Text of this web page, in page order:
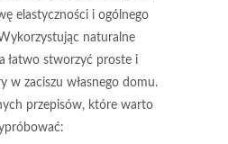
elastyczności i ogólnego
naturalne
łatwo stworzyć proste i
w zaciszu własnego domu.
przepisów, które warto